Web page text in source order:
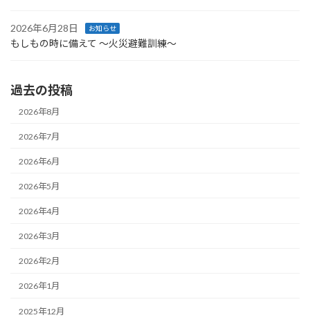
2026年6月28日 お知らせ
もしもの時に備えて ～火災避難訓練～
過去の投稿
2026年8月
2026年7月
2026年6月
2026年5月
2026年4月
2026年3月
2026年2月
2026年1月
2025年12月